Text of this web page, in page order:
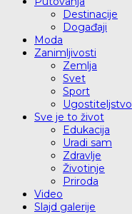
Destinacije
Događaji
Moda
Zanimljivosti
Zemlja
Svet
Sport
Ugostiteljstvo
Sve je to život
Edukacija
Uradi sam
Zdravlje
Životinje
Priroda
Video
Slajd galerije